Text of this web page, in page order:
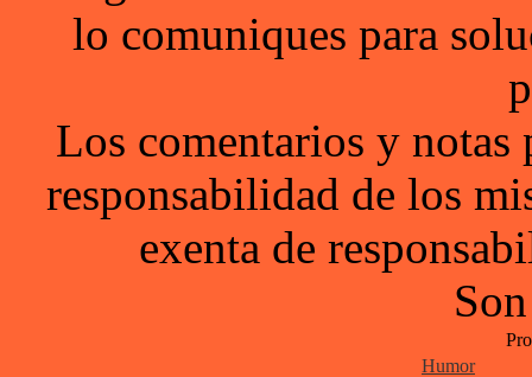
lo comuniques para
Los comentarios y notas
responsabilidad de los
exenta de
Humor